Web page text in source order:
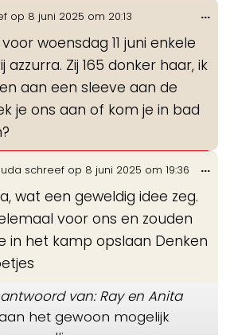
op 8 juni 2025 om 20:13
woensdag 11 juni enkele
azzurra. Zij 165 donker haar, ik
aan een sleeve aan de
je ons aan of kom je in bad
...
schreef op 8 juni 2025 om 19:36
wat een geweldig idee zeg.
voor ons en zouden
in het kamp opslaan Denken
van: Ray en Anita
het gewoon mogelijk
...